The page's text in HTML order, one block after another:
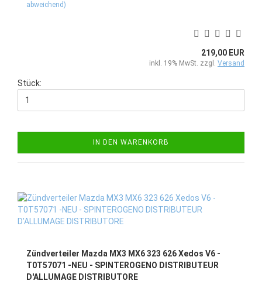
abweichend)
219,00 EUR
inkl. 19% MwSt. zzgl. Versand
Stück:
IN DEN WARENKORB
Zündverteiler Mazda MX3 MX6 323 626 Xedos V6 -
T0T57071 -NEU - SPINTEROGENO DISTRIBUTEUR
D'ALLUMAGE DISTRIBUTORE